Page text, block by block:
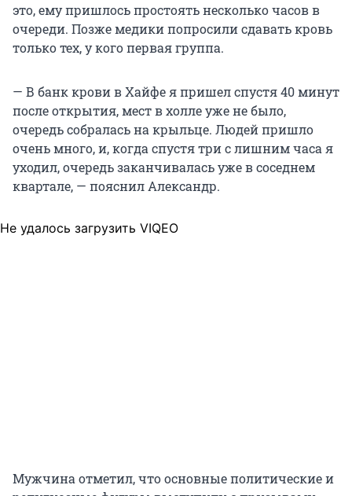
это, ему пришлось простоять несколько часов в
очереди. Позже медики попросили сдавать кровь
только тех, у кого первая группа.
— В банк крови в Хайфе я пришел спустя 40 минут
после открытия, мест в холле уже не было,
очередь собралась на крыльце. Людей пришло
очень много, и, когда спустя три с лишним часа я
уходил, очередь заканчивалась уже в соседнем
квартале, — пояснил Александр.
Не удалось загрузить VIQEO
Мужчина отметил, что основные политические и